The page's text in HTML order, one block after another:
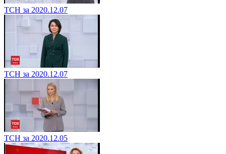
ТСН за 2020.12.07
ТСН за 2020.12.07
ТСН за 2020.12.05